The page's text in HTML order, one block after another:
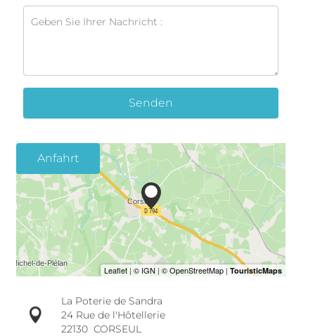
Senden
Anfahrt
La Poterie de Sandra
24 Rue de l'Hôtellerie
22130 CORSEUL